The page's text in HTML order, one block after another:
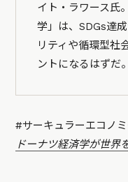
イト・ラワース氏
学」は、SDGs達
リティや循環型社
ントになるはずだ
#サーキュラーエコノ
ドーナツ経済学が世界